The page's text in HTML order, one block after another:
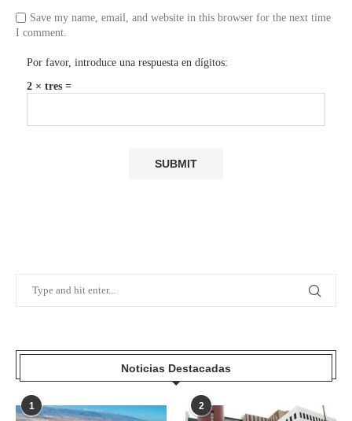
Save my name, email, and website in this browser for the next time
I comment.
Por favor, introduce una respuesta en dígitos:
2 × tres =
Noticias Destacadas
1 2